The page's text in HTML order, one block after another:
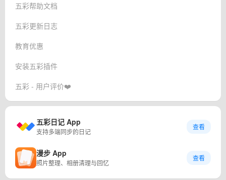
五彩帮助文档
五彩更新日志
教育优惠
安装五彩插件
五彩 - 用户评价❤️
五彩日记 App
支持多端同步的日记
查看
漫步 App
照片整理、相册清理与回忆
查看